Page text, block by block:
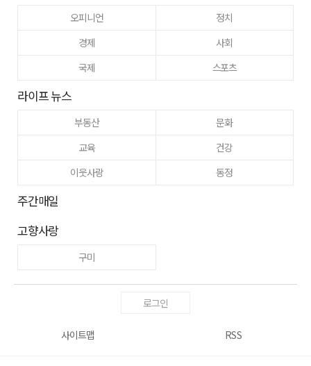
오피니언
정치
경제
사회
국제
스포츠
라이프 뉴스
부동산
문화
교육
건강
이웃사랑
동정
주간매일
고향사랑
구미
로그인
사이트맵 RSS